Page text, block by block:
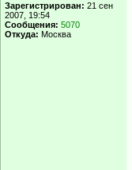
Зарегистрирован: 21 сен
2007, 19:54
Сообщения: 5070
Откуда: Москва